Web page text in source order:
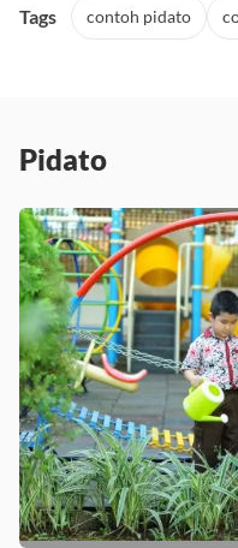
Tags contoh pidato
Pidato